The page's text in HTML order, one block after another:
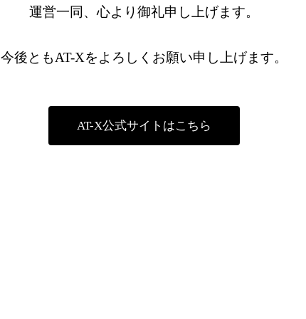
運営一同、心より御礼申し上げます。
今後ともAT-Xをよろしくお願い申し上げます。
AT-X公式サイトはこちら